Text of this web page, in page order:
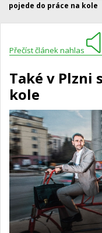
pojede do práce na kole
Přečíst článek nahlas
Také v Plzni
kole